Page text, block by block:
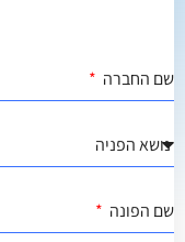
שם החברה
נושא הפניה
שם הפונה